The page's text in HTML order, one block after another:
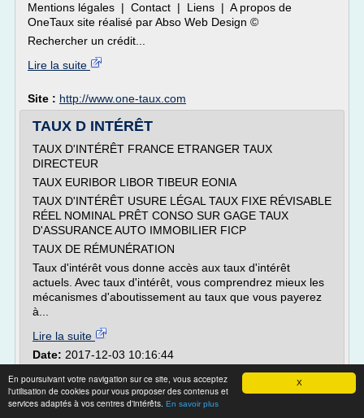
X
En poursuivant votre navigation sur ce site, vous acceptez
l'utilisation de cookies pour vous proposer des contenus et
services adaptés à vos centres d'intérêts. En savoir plus
Mentions légales | Contact | Liens | A propos de
OneTaux site réalisé par Abso Web Design ©
Rechercher un crédit...
Lire la suite
Site : http://www.one-taux.com
TAUX D INTÉRÊT
TAUX D'INTÉRÊT FRANCE ETRANGER TAUX
DIRECTEUR
TAUX EURIBOR LIBOR TIBEUR EONIA
TAUX D'INTÉRÊT USURE LÉGAL TAUX FIXE RÉVISABLE
RÉEL NOMINAL PRÊT CONSO SUR GAGE TAUX
D'ASSURANCE AUTO IMMOBILIER FICP
TAUX DE RÉMUNÉRATION
Taux d'intérêt vous donne accès aux taux d'intérêt
actuels. Avec taux d'intérêt, vous comprendrez mieux les
mécanismes d'aboutissement au taux que vous payerez
à...
Lire la suite
Date: 2017-12-03 10:16:44
Prêt immobilier et chômage - Credit Conseil